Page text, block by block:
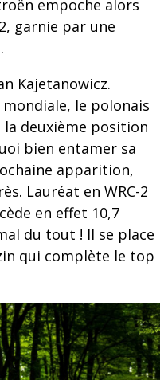
empoche alors
garnie par une
Kajetanowicz.
le polonais
deuxième position
bien entamer sa
apparition,
Lauréat en WRC-2
en effet 10,7
du tout ! Il se place
qui complète le top